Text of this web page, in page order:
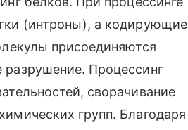
(интроны), а кодирующие
присоединяются
Процессинг
сворачивание
групп. Благодаря